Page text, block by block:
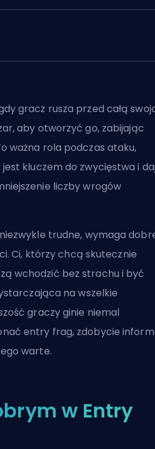
gracz rusza przed całą
aby otworzyć go, zabijając
ważna rola podczas ataku,
kluczem do zwycięstwa i
liczby wrogów
trudne, wymaga
Ci, którzy chcą skutecznie
wchodzić bez strachu i być
na wszelkie
graczy ginie niemal
entry frag, zdobycie
warte.
w Entry